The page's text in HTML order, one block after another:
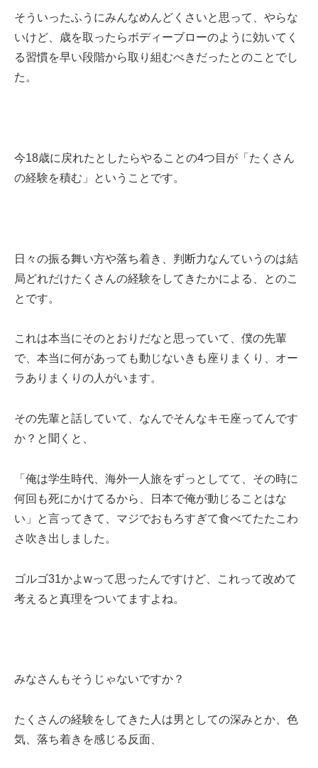
そういったふうにみんなめんどくさいと思って、やらな
いけど、歳を取ったらボディーブローのように効いてく
る習慣を早い段階から取り組むべきだったとのことでし
た。
今18歳に戻れたとしたらやることの4つ目が「たくさん
の経験を積む」ということです。
日々の振る舞い方や落ち着き、判断力なんていうのは結
局どれだけたくさんの経験をしてきたかによる、とのこ
とです。
これは本当にそのとおりだなと思っていて、僕の先輩
で、本当に何があっても動じないきも座りまくり、オー
ラありまくりの人がいます。
その先輩と話していて、なんでそんなキモ座ってんです
か？と聞くと、
「俺は学生時代、海外一人旅をずっとしてて、その時に
何回も死にかけてるから、日本で俺が動じることはな
い」と言ってきて、マジでおもろすぎて食べてたたこわ
さ吹き出しました。
ゴルゴ31かよwって思ったんですけど、これって改めて
考えると真理をついてますよね。
みなさんもそうじゃないですか？
たくさんの経験をしてきた人は男としての深みとか、色
気、落ち着きを感じる反面、